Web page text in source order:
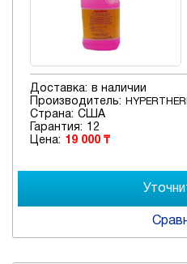
Доставка: в наличии
Производитель:
Страна: США
Гарантия: 12
Цена: 19 000 ₸